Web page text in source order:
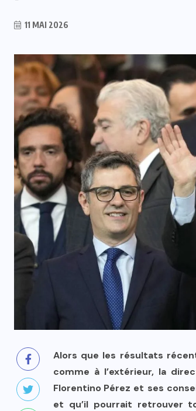
11 MAI 2026
Alors que les résultats
comme à l’extérieur, la
Florentino Pérez et ses
et qu’il pourrait retrouver
INTER
Mercato : Le Real
Yan Diomandé pour
6 AOÛT 2026